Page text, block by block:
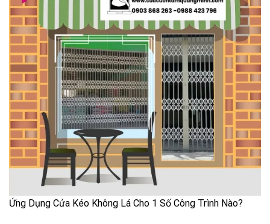
Ứng Dụng Cửa Kéo Không Lá Cho 1 Số Công Trình Nào?